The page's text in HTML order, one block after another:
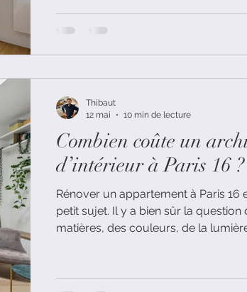
Combien coûte un
d’intérieur à Paris 16 ?
Rénover un appartement à Paris 16
petit sujet. Il y a bien sûr la question
matières, des couleurs, de la
de copropriété et parfois beaucoup
Thibaut
12 mai
10 min de lecture